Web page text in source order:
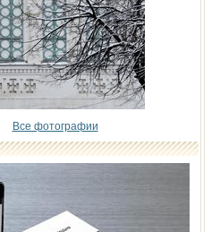
Все фотографии